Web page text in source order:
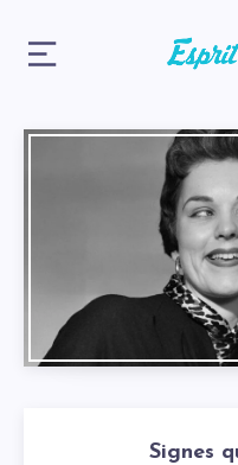
Signes